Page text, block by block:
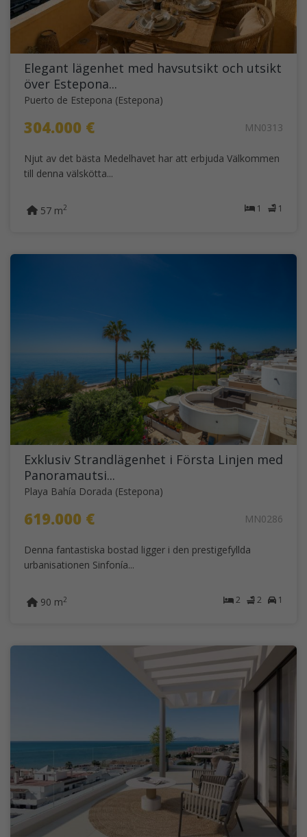
Elegant lägenhet med havsutsikt och utsikt
över Estepona...
Puerto de Estepona (Estepona)
304.000 € MN0313
Njut av det bästa Medelhavet har att erbjuda Välkommen
till denna välskötta...
1 1
57 m2
Exklusiv Strandlägenhet i Första Linjen med
Panoramautsi...
Playa Bahía Dorada (Estepona)
619.000 € MN0286
Denna fantastiska bostad ligger i den prestigefyllda
urbanisationen Sinfonía...
2 2 1
90 m2